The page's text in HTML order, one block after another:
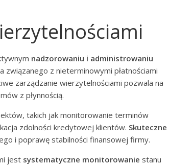
nadzorowaniu i administrowaniu
związanego z nieterminowymi płatnościami
zarządzanie wierzytelnościami pozwala na
z płynnością.
takich jak monitorowanie terminów
zdolności kredytowej klientów. Skuteczne
i poprawę stabilności finansowej firmy.
jest systematyczne monitorowanie stanu